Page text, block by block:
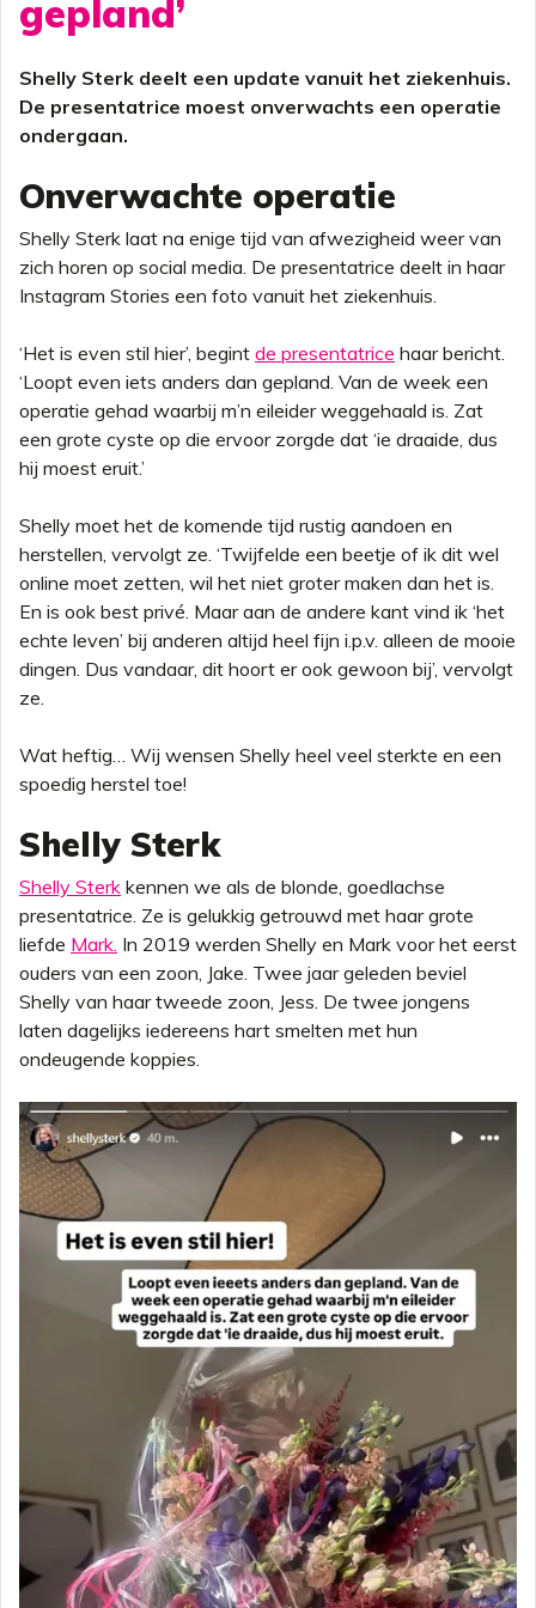
gepland’
Shelly Sterk deelt een update vanuit het ziekenhuis.
De presentatrice moest onverwachts een operatie
ondergaan.
Onverwachte operatie
Shelly Sterk laat na enige tijd van afwezigheid weer van
zich horen op social media. De presentatrice deelt in haar
Instagram Stories een foto vanuit het ziekenhuis.
‘Het is even stil hier’, begint de presentatrice haar bericht.
‘Loopt even iets anders dan gepland. Van de week een
operatie gehad waarbij m’n eileider weggehaald is. Zat
een grote cyste op die ervoor zorgde dat ‘ie draaide, dus
hij moest eruit.’
Shelly moet het de komende tijd rustig aandoen en
herstellen, vervolgt ze. ‘Twijfelde een beetje of ik dit wel
online moet zetten, wil het niet groter maken dan het is.
En is ook best privé. Maar aan de andere kant vind ik ‘het
echte leven’ bij anderen altijd heel fijn i.p.v. alleen de mooie
dingen. Dus vandaar, dit hoort er ook gewoon bij’, vervolgt
ze.
Wat heftig… Wij wensen Shelly heel veel sterkte en een
spoedig herstel toe!
Shelly Sterk
Shelly Sterk kennen we als de blonde, goedlachse
presentatrice. Ze is gelukkig getrouwd met haar grote
liefde Mark. In 2019 werden Shelly en Mark voor het eerst
ouders van een zoon, Jake. Twee jaar geleden beviel
Shelly van haar tweede zoon, Jess. De twee jongens
laten dagelijks iedereens hart smelten met hun
ondeugende koppies.